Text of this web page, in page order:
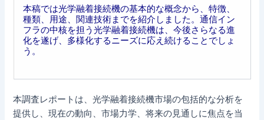
本稿では光学融着接続機の基本的な概念から、特徴、
種類、用途、関連技術までを紹介しました。通信イン
フラの中核を担う光学融着接続機は、今後さらなる進
化を遂げ、多様化するニーズに応え続けることでしょ
う。
本調査レポートは、光学融着接続機市場の包括的な分析を
提供し、現在の動向、市場力学、将来の見通しに焦点を当